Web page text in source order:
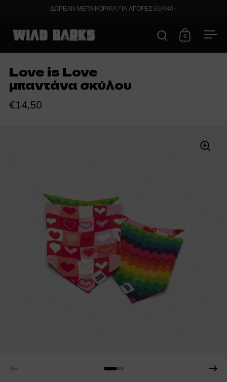
ΔΩΡΕΑΝ ΜΕΤΑΦΟΡΙΚΑ ΓΙΑ ΑΓΟΡΕΣ EUR40+
Open search
Open cart
0
Love is Love
μπαντάνα σκύλου
€14,50